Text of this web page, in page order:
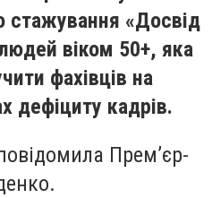
стажування «Досвід
віком 50+, яка
фахівців на
дефіциту кадрів.
Прем’єр-